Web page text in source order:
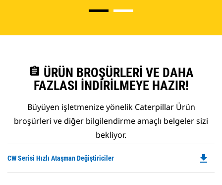
assignment ÜRÜN BROŞÜRLERI VE DAHA
FAZLASI İNDIRILMEYE HAZIR!
Büyüyen işletmenize yönelik Caterpillar Ürün
broşürleri ve diğer bilgilendirme amaçlı belgeler sizi
bekliyor.
CW Serisi Hızlı Ataşman Değiştiriciler file_download